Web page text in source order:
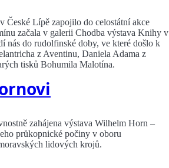
České Lípě zapojilo do celostátní akce
začala v galerii Chodba výstava Knihy v
do rudolfinské doby, ve které došlo k
z Aventinu, Daniela Adama z
tisků Bohumila Malotína.
zahájena výstava Wilhelm Horn –
průkopnické počiny v oboru
lidových krojů.